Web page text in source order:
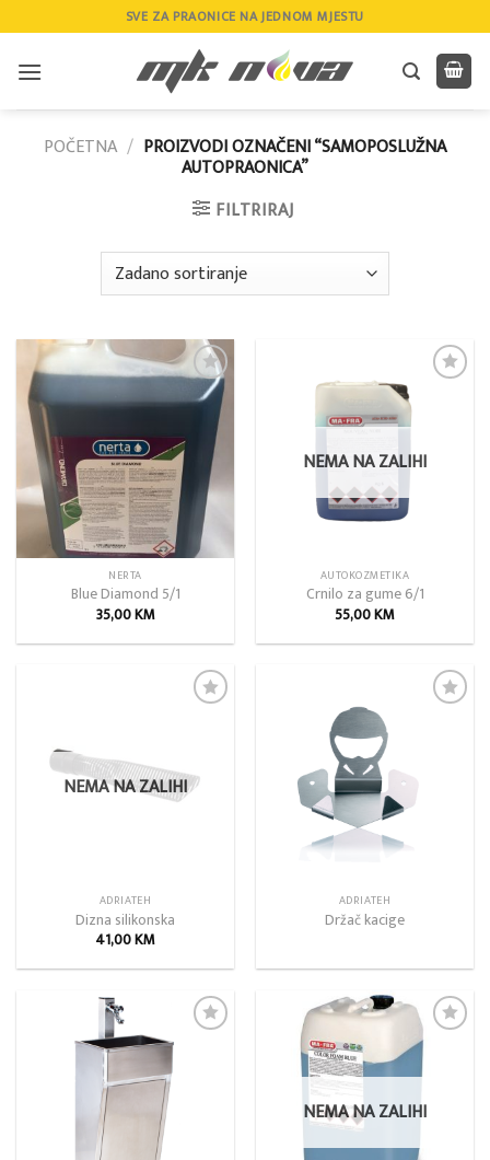
to
content
SVE ZA PRAONICE NA JEDNOM MJESTU
POČETNA / PROIZVODI OZNAČENI “SAMOPOSLUŽNA
AUTOPRAONICA”
FILTRIRAJ
Add to
wishlist
NERTA
Blue Diamond 5/1
35,00KM
NEMA NA ZALIHI
AUTOKOZMETIKA
Crnilo za gume 6/1
55,00KM
NEMA NA ZALIHI
ADRIATEH
Dizna silikonska
41,00KM
ADRIATEH
Držač kacige
wishlist
NEMA NA ZALIHI